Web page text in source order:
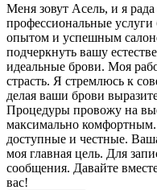
Меня зовут Асель, и я
профессиональные
опытом и успешным
подчеркнуть вашу
идеальные брови. Моя
страсть. Я стремлюсь к
делая ваши брови
Процедуры провожу на
максимально
доступные и честные.
моя главная цель. Для
сообщения. Давайте
вас!